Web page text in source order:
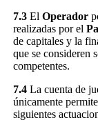
7.3El Operador
realizadas por el
de capitales y la
que se consideren
competentes.
7.4La cuenta de
únicamente
siguientes